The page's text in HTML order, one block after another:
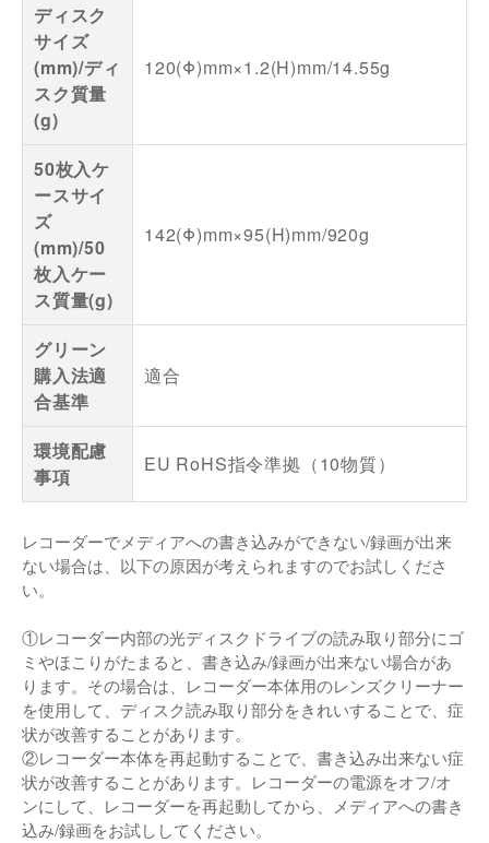
ディスク
サイズ
(mm)/ディ
スク質量
(g)
120(Φ)mm×1.2(H)mm/14.55g
50枚入ケ
ースサイ
ズ
(mm)/50
枚入ケー
ス質量(g)
142(Φ)mm×95(H)mm/920g
グリーン
購入法適
合基準
適合
環境配慮
事項
EU RoHS指令準拠（10物質）
レコーダーでメディアへの書き込みができない/録画が出来
ない場合は、以下の原因が考えられますのでお試しくださ
い。
①レコーダー内部の光ディスクドライブの読み取り部分にゴ
ミやほこりがたまると、書き込み/録画が出来ない場合があ
ります。その場合は、レコーダー本体用のレンズクリーナー
を使用して、ディスク読み取り部分をきれいすることで、症
状が改善することがあります。
②レコーダー本体を再起動することで、書き込み出来ない症
状が改善することがあります。レコーダーの電源をオフ/オ
ンにして、レコーダーを再起動してから、メディアへの書き
込み/録画をお試ししてください。